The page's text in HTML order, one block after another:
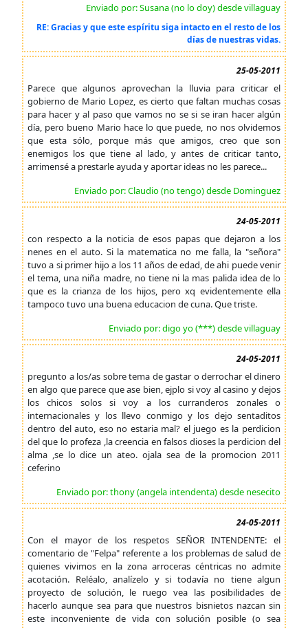
Enviado por: Susana (no lo doy) desde villaguay
RE: Gracias y que este espíritu siga intacto en el resto de los
días de nuestras vidas.
25-05-2011
Parece que algunos aprovechan la lluvia para criticar el
gobierno de Mario Lopez, es cierto que faltan muchas cosas
para hacer y al paso que vamos no se si se iran hacer algún
día, pero bueno Mario hace lo que puede, no nos olvidemos
que esta sólo, porque más que amigos, creo que son
enemigos los que tiene al lado, y antes de criticar tanto,
arrimensé a prestarle ayuda y aportar ideas no les parece...
Enviado por: Claudio (no tengo) desde Dominguez
24-05-2011
con respecto a la noticia de esos papas que dejaron a los
nenes en el auto. Si la matematica no me falla, la "señora"
tuvo a si primer hijo a los 11 años de edad, de ahi puede venir
el tema, una niña madre, no tiene ni la mas palida idea de lo
que es la crianza de los hijos, pero xq evidentemente ella
tampoco tuvo una buena educacion de cuna. Que triste.
Enviado por: digo yo (***) desde villaguay
24-05-2011
pregunto a los/as sobre tema de gastar o derrochar el dinero
en algo que parece que ase bien, ejplo si voy al casino y dejos
los chicos solos si voy a los curranderos zonales o
internacionales y los llevo conmigo y los dejo sentaditos
dentro del auto, eso no estaria mal? el juego es la perdicion
del que lo profeza ,la creencia en falsos dioses la perdicion del
alma ,se lo dice un ateo. ojala sea de la promocion 2011
ceferino
Enviado por: thony (angela intendenta) desde nesecito
24-05-2011
Con el mayor de los respetos SEÑOR INTENDENTE: el
comentario de "Felpa" referente a los problemas de salud de
quienes vivimos en la zona arroceras céntricas no admite
acotación. Reléalo, analízelo y si todavía no tiene algun
proyecto de solución, le ruego vea las posibilidades de
hacerlo aunque sea para que nuestros bisnietos nazcan sin
este inconveniente de vida con solución posible (o sea